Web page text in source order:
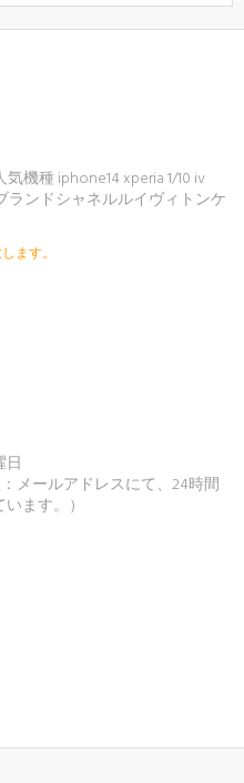
機種 iphone14 xperia 1/10 iv
ランドシャネルルイヴィトンケ
ます。
ールアドレスにて、24時間
ます。）